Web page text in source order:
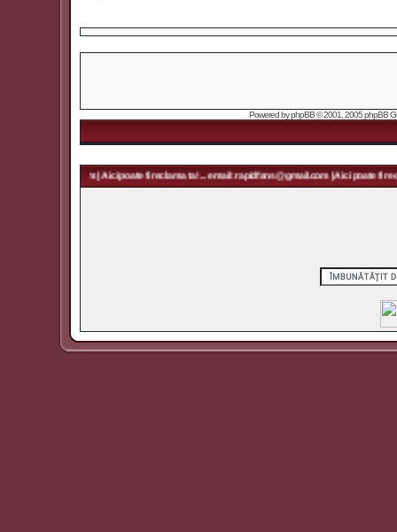
Powered byphpBB© 2001, 2005 phpBB
| Aici poate fi reclama ta! ... email: rapidfans@gmail.com | Aici poate fi